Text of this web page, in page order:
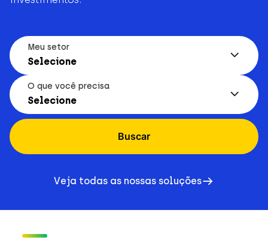
Meu setor
Selecione
O que você precisa
Selecione
Buscar
Veja todas as nossas soluções